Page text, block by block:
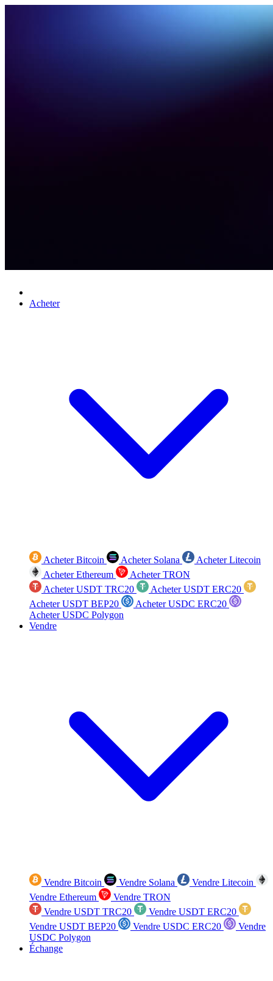
Acheter
Acheter Bitcoin Acheter Solana
Acheter Litecoin
Acheter Ethereum
Acheter TRON
Acheter USDT TRC20
Acheter USDT ERC20
Acheter USDT BEP20
Acheter USDC ERC20
Acheter USDC Polygon
Vendre
Vendre Bitcoin Vendre Solana
Vendre Litecoin
Vendre Ethereum
Vendre TRON
Vendre USDT TRC20
Vendre USDT ERC20
Vendre USDT BEP20
Vendre USDC ERC20
Vendre
USDC Polygon
Échange